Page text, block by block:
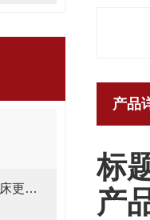
钢制拖链保护了电缆等也使机床更美观
产品
标
产